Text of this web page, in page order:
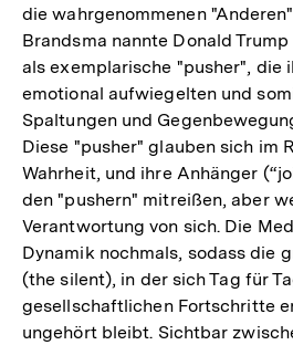
die wahrgenommenen
Brandsma nannte Donald
als exemplarische "pusher", die
emotional aufwiegelten und
Spaltungen und
Diese "pusher" glauben sich im
Wahrheit, und ihre Anhänger
den "pushern" mitreißen, aber
Verantwortung von sich. Die
Dynamik nochmals, sodass die
(the silent), in der sich Tag für
gesellschaftlichen Fortschritte
ungehört bleibt. Sichtbar